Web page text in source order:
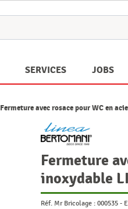
SERVICES JOBS
Fermeture avec rosace pour WC en
Fermeture
inoxydable
Réf. Mr Bricolage : 000535 -